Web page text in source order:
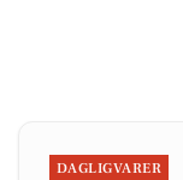
DAGLIGVARER